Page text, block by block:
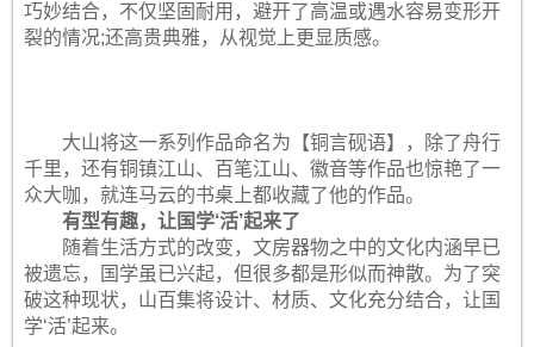
巧妙结合，不仅坚固耐用，避开了高温或遇水容易变形开
裂的情况;还高贵典雅，从视觉上更显质感。
大山将这一系列作品命名为【铜言砚语】，除了舟行
千里，还有铜镇江山、百笔江山、徽音等作品也惊艳了一
众大咖，就连马云的书桌上都收藏了他的作品。
有型有趣，让国学‘活’起来了
随着生活方式的改变，文房器物之中的文化内涵早已
被遗忘，国学虽已兴起，但很多都是形似而神散。为了突
破这种现状，山百集将设计、材质、文化充分结合，让国
学‘活’起来。